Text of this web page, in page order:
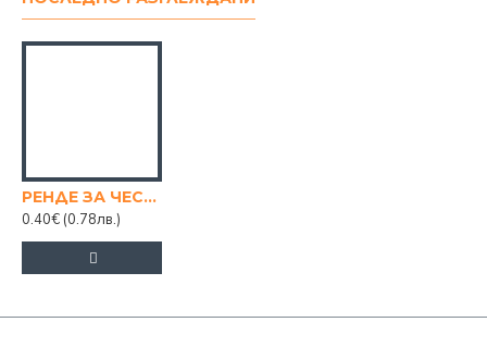
РЕНДЕ ЗА ЧЕСЪН МИНИ С МАГНИТ
0.40€ (0.78лв.)